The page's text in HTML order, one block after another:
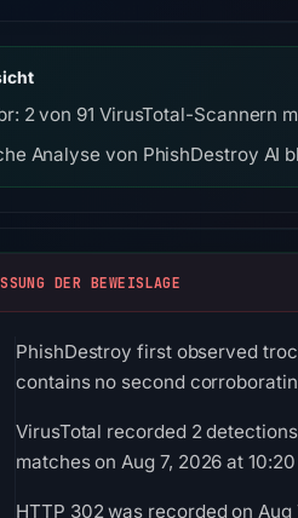
2 von 91 VirusTotal-Scannern
Analyse von PhishDestroy AI
DER BEWEISLAGE
PhishDestroy first observed
contains no second
VirusTotal recorded 2
matches on Aug 7, 2026 at
HTTP 302 was recorded on